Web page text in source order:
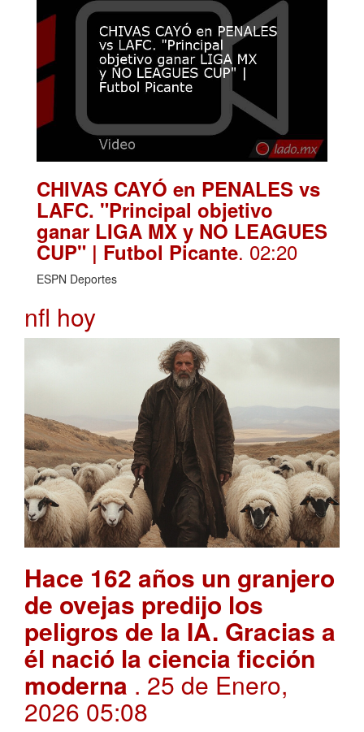
CHIVAS CAYÓ en PENALES vs
LAFC. "Principal objetivo
ganar LIGA MX y NO LEAGUES
CUP" | Futbol Picante. 02:20
ESPN Deportes
nfl hoy
Hace 162 años un granjero
de ovejas predijo los
peligros de la IA. Gracias a
él nació la ciencia ficción
moderna . 25 de Enero,
2026 05:08